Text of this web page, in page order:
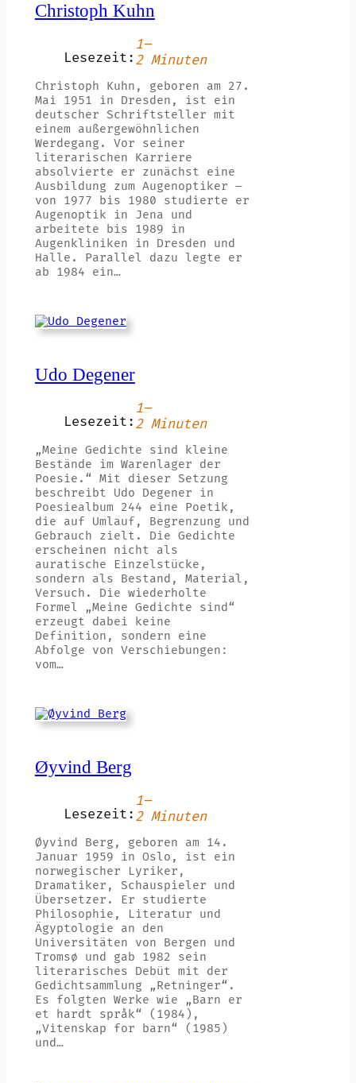
Christoph Kuhn
Lesezeit:
1–
2 Minuten
Christoph Kuhn, geboren am 27.
Mai 1951 in Dresden, ist ein
deutscher Schriftsteller mit
einem außergewöhnlichen
Werdegang. Vor seiner
literarischen Karriere
absolvierte er zunächst eine
Ausbildung zum Augenoptiker –
von 1977 bis 1980 studierte er
Augenoptik in Jena und
arbeitete bis 1989 in
Augenkliniken in Dresden und
Halle. Parallel dazu legte er
ab 1984 ein…
Udo Degener
Lesezeit:
1–
2 Minuten
„Meine Gedichte sind kleine
Bestände im Warenlager der
Poesie.“ Mit dieser Setzung
beschreibt Udo Degener in
Poesiealbum 244 eine Poetik,
die auf Umlauf, Begrenzung und
Gebrauch zielt. Die Gedichte
erscheinen nicht als
auratische Einzelstücke,
sondern als Bestand, Material,
Versuch. Die wiederholte
Formel „Meine Gedichte sind“
erzeugt dabei keine
Definition, sondern eine
Abfolge von Verschiebungen:
vom…
Øyvind Berg
Lesezeit:
1–
2 Minuten
Øyvind Berg, geboren am 14.
Januar 1959 in Oslo, ist ein
norwegischer Lyriker,
Dramatiker, Schauspieler und
Übersetzer. Er studierte
Philosophie, Literatur und
Ägyptologie an den
Universitäten von Bergen und
Tromsø und gab 1982 sein
literarisches Debüt mit der
Gedichtsammlung „Retninger“.
Es folgten Werke wie „Barn er
et hardt språk“ (1984),
„Vitenskap for barn“ (1985)
und…